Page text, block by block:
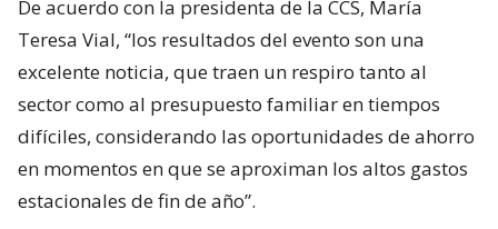
De acuerdo con la presidenta de la CCS, María
Teresa Vial, “los resultados del evento son una
excelente noticia, que traen un respiro tanto al
sector como al presupuesto familiar en tiempos
difíciles, considerando las oportunidades de ahorro
en momentos en que se aproximan los altos gastos
estacionales de fin de año”.